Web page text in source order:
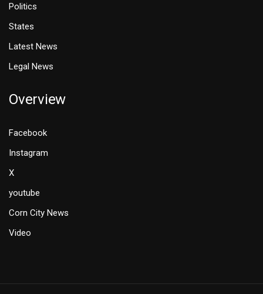
Politics
States
Latest News
Legal News
Overview
Facebook
Instagram
X
youtube
Corn City News
Video